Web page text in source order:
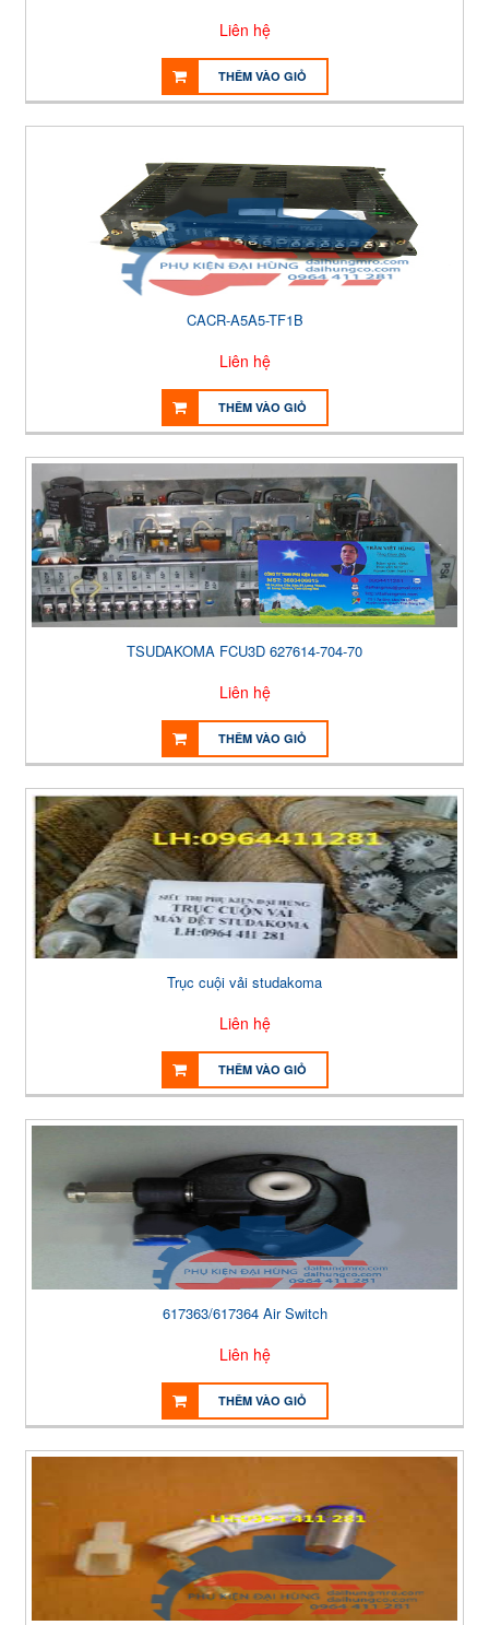
Liên hệ
THÊM VÀO GIỎ
CACR-A5A5-TF1B
Liên hệ
THÊM VÀO GIỎ
TSUDAKOMA FCU3D 627614-704-70
Liên hệ
THÊM VÀO GIỎ
Trục cuội vải studakoma
Liên hệ
THÊM VÀO GIỎ
617363/617364 Air Switch
Liên hệ
THÊM VÀO GIỎ